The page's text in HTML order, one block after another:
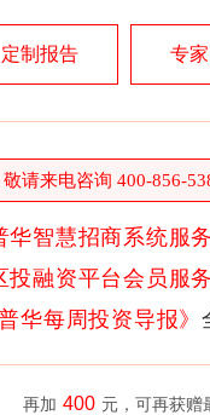
定制报告 专
请来电咨询 400-856-
华智慧招商系统服务
投融资平台会员服务
华每周投资导报》
再加 400 元，可再获赠